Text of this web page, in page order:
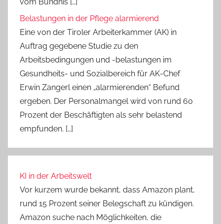
Belastungen in der Pflege alarmierend
Eine von der Tiroler Arbeiterkammer (AK) in
Auftrag gegebene Studie zu den
Arbeitsbedingungen und -belastungen im
Gesundheits- und Sozialbereich für AK-Chef
Erwin Zangerl einen „alarmierenden“ Befund
ergeben. Der Personalmangel wird von rund 60
Prozent der Beschäftigten als sehr belastend
empfunden. […]
KI in der Arbeitswelt
Vor kurzem wurde bekannt, dass Amazon plant,
rund 15 Prozent seiner Belegschaft zu kündigen.
Amazon suche nach Möglichkeiten, die